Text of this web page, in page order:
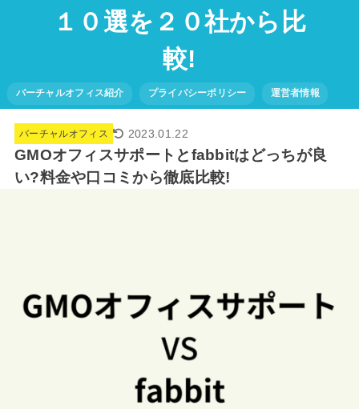
１０選を２０社から比
較!
バーチャルオフィス紹介 プライバシーポリシー 運営者情報
バーチャルオフィス 2023.01.22
GMOオフィスサポートとfabbitはどっちが良
い?料金や口コミから徹底比較!